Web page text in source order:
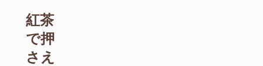
紅茶
で押
さえ